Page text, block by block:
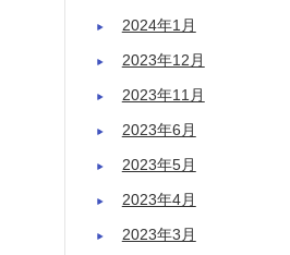
2024年1月
2023年12月
2023年11月
2023年6月
2023年5月
2023年4月
2023年3月